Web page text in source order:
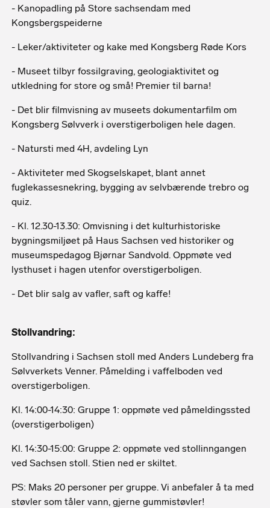
- Kanopadling på Store sachsendam med
Kongsbergspeiderne
- Leker/aktiviteter og kake med Kongsberg Røde Kors
- Museet tilbyr fossilgraving, geologiaktivitet og
utkledning for store og små! Premier til barna!
- Det blir filmvisning av museets dokumentarfilm om
Kongsberg Sølvverk i overstigerboligen hele dagen.
- Natursti med 4H, avdeling Lyn
- Aktiviteter med Skogselskapet, blant annet
fuglekassesnekring, bygging av selvbærende trebro og
quiz.
- Kl. 12.30-13.30: Omvisning i det kulturhistoriske
bygningsmiljøet på Haus Sachsen ved historiker og
museumspedagog Bjørnar Sandvold. Oppmøte ved
lysthuset i hagen utenfor overstigerboligen.
- Det blir salg av vafler, saft og kaffe!
Stollvandring:
Stollvandring i Sachsen stoll med Anders Lundeberg fra
Sølvverkets Venner. Påmelding i vaffelboden ved
overstigerboligen.
Kl. 14:00-14:30: Gruppe 1: oppmøte ved påmeldingssted
(overstigerboligen)
Kl. 14:30-15:00: Gruppe 2: oppmøte ved stollinngangen
ved Sachsen stoll. Stien ned er skiltet.
PS: Maks 20 personer per gruppe. Vi anbefaler å ta med
støvler som tåler vann, gjerne gummistøvler!